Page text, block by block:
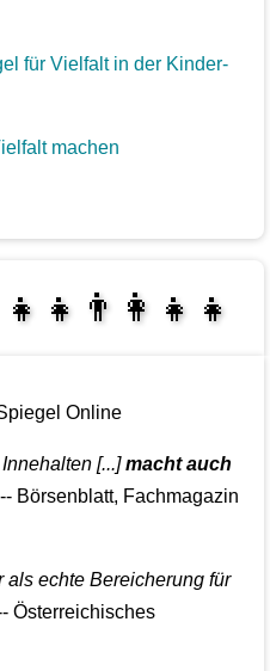
für Vielfalt in der Kinder-
machen
Online
[...]macht auch
Börsenblatt, Fachmagazin
als echte Bereicherung für
Österreichisches